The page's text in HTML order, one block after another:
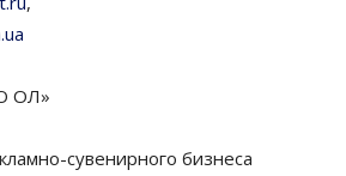
ОЛ»
сувенирного бизнеса